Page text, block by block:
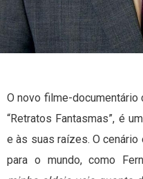
O novo filme-documentário
“Retratos Fantasmas”, é
e às suas raízes. O
para o mundo, como